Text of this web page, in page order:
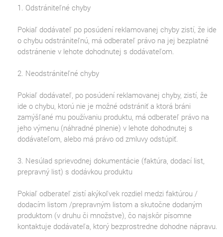
1. Odstrániteľné chyby
Pokiaľ dodávateľ po posúdení reklamovanej chyby zistí, že ide
o chybu odstrániteľnú, má odberateľ právo na jej bezplatné
odstránenie v lehote dohodnutej s dodávateľom.
2. Neodstrániteľné chyby
Pokiaľ dodávateľ, po posúdení reklamovanej chyby, zistí, že
ide o chybu, ktorú nie je možné odstrániť a ktorá bráni
zamýšľané mu používaniu produktu, má odberateľ právo na
jeho výmenu (náhradné plnenie) v lehote dohodnutej s
dodávateľom, alebo má právo od zmluvy odstúpiť.
3. Nesúlad sprievodnej dokumentácie (faktúra, dodací list,
prepravný list) s dodávkou produktu
Pokiaľ odberateľ zistí akýkoľvek rozdiel medzi faktúrou /
dodacím listom /prepravným listom a skutočne dodaným
produktom (v druhu či množstve), čo najskôr písomne
kontaktuje dodávateľa, ktorý bezprostredne dohodne nápravu.